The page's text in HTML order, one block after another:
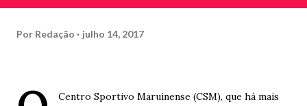
Por Redação julho 14, 2017
Centro Sportivo Maruinense (CSM), que há mais